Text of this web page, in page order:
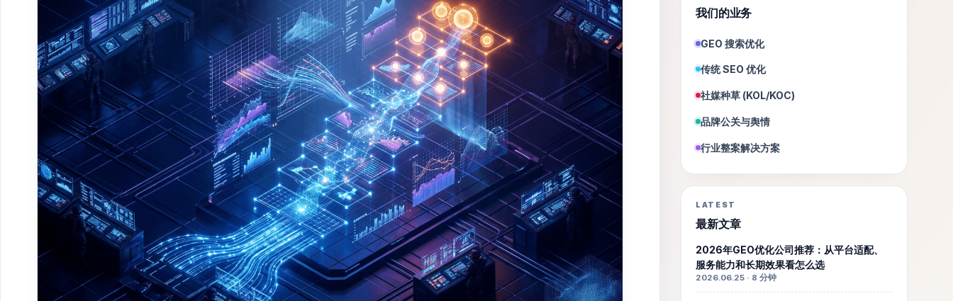
我们的业务
GEO 搜索优化
传统 SEO 优化
社媒种草 (KOL/KOC)
品牌公关与舆情
行业整案解决方案
LATEST
最新文章
2026年GEO优化公司推荐：从平台适配、
服务能力和长期效果看怎么选
2026.06.25 · 8 分钟